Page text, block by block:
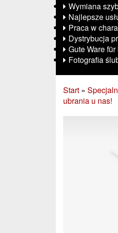
Wymiana
Najlepsze
Praca w
Dystrybucja
Gute Ware
Fotografia
Start »
ubrania u nas!